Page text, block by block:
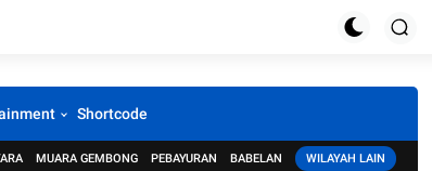
Shortcode
MUARA GEMBONG PEBAYURAN BABELAN WILAYAH LAIN